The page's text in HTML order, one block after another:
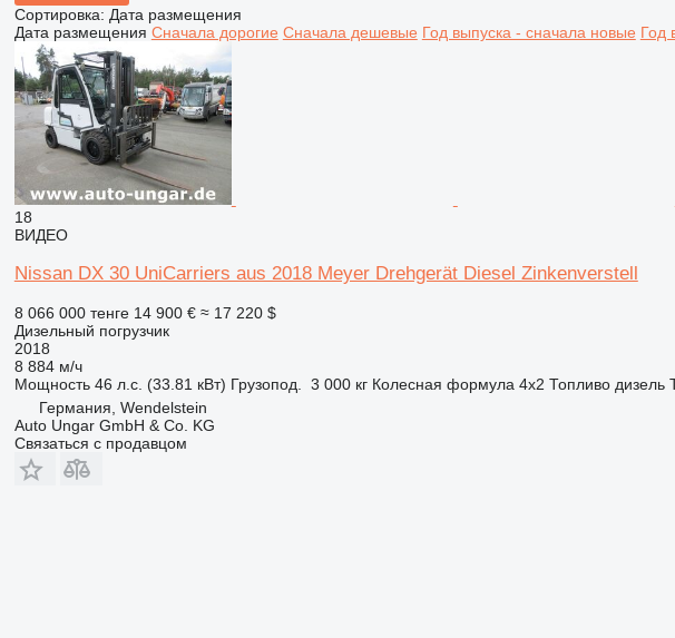
Сортировка: Дата размещения
Дата размещения Сначала дорогие Сначала дешевые Год выпуска - сначала новые Год
18
ВИДЕО
Nissan DX 30 UniCarriers aus 2018 Meyer Drehgerät Diesel Zinkenverstell
8 066 000 тенге 14 900 € ≈ 17 220 $
Дизельный погрузчик
2018
8 884 м/ч
Мощность 46 л.с. (33.81 кВт) Грузопод. 3 000 кг Колесная формула 4x2 Топливо дизель
Германия, Wendelstein
Auto Ungar GmbH & Co. KG
Связаться с продавцом